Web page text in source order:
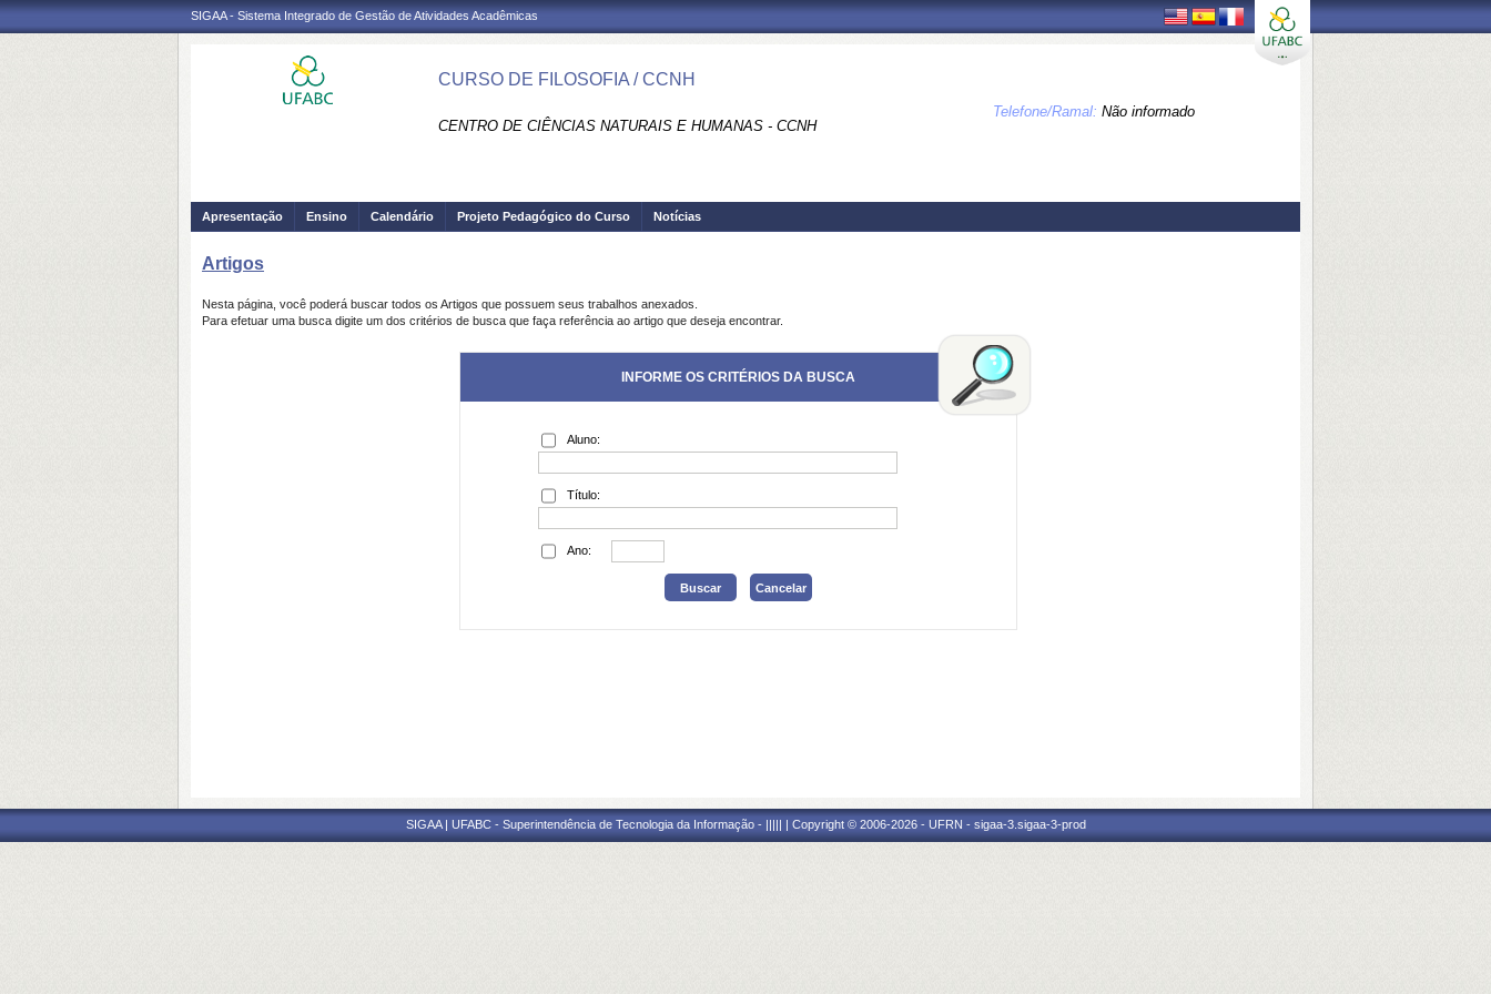
SIGAA - Sistema Integrado de Gestão de Atividades Acadêmicas
CURSO DE FILOSOFIA / CCNH
CENTRO DE CIÊNCIAS NATURAIS E HUMANAS - CCNH
Telefone/Ramal: Não informado
Apresentação Ensino Calendário Projeto Pedagógico do Curso Notícias
Artigos
Nesta página, você poderá buscar todos os Artigos que possuem seus trabalhos anexados.
Para efetuar uma busca digite um dos critérios de busca que faça referência ao artigo que deseja encontrar.
INFORME OS CRITÉRIOS DA BUSCA
Aluno:
Título:
Ano:
SIGAA | UFABC - Superintendência de Tecnologia da Informação - ||||| | Copyright © 2006-2026 - UFRN - sigaa-3.sigaa-3-prod